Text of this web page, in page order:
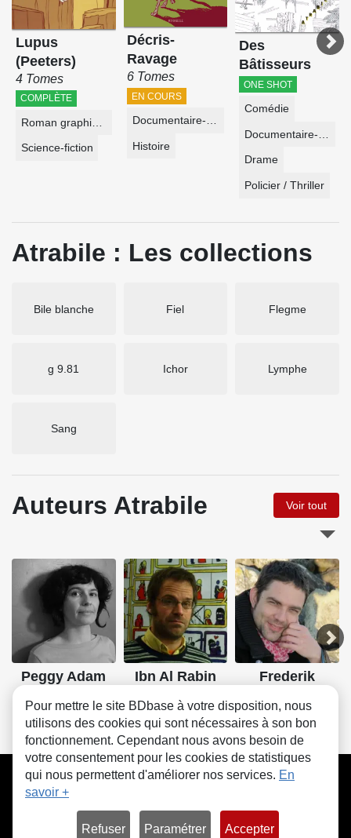
Lupus
(Peeters)
4 Tomes
COMPLÈTE
Roman graphique
Science-fiction
Décris-
Ravage
6 Tomes
EN COURS
Documentaire-Encyclopédie
Histoire
Des
Bâtisseurs
ONE SHOT
Comédie
Drame
Policier / Thriller
Atrabile : Les collections
Bile blanche Fiel Flegme
g 9.81 Ichor Lymphe
Sang
Auteurs Atrabile Voir tout
Peggy Adam Ibn Al Rabin
Frederik
CGU FAQ Contact Cookies
Pour mettre le site BDbase à votre disposition, nous
utilisons des cookies qui sont nécessaires à son bon
fonctionnement. Cependant nous avons besoin de
votre consentement pour les cookies de statistiques
qui nous permettent d'améliorer nos services. En
savoir +
Refuser Paramétrer Accepter